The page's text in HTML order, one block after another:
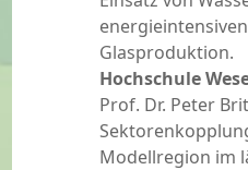
Glasproduktion.
Hochschule
Prof. Dr. Peter
Modellregion im